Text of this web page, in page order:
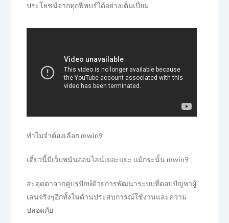
ประโยชน์จากทุกฟีพบร์ได้อย่างเต็มเปี่ยม
ทำไมจำต้องเลือก mwin9
เดี๋ยวนี้มีเว็บพนันออนไลน์เยอะแยะ แม้กระนั้น mwin9
สะดุดตาจากคู่ปรปักษ์ด้วยการพัฒนาระบบที่ตอบปัญหาผู้
เล่นจริงๆอีกทั้งในด้านประสบการณ์ใช้งานและความ
ปลอดภัย